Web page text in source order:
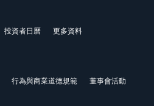
投資者日曆 更多資料
行為與商業道德規範 董事會活動